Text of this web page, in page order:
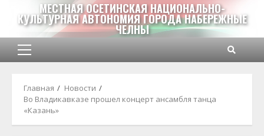
содержимому
МЕСТНАЯ ОСЕТИНСКАЯ НАЦИОНАЛЬНО-
КУЛЬТУРНАЯ АВТОНОМИЯ ГОРОДА НАБЕРЕЖНЫЕ
ЧЕЛНЫ
Основное
Главная
Новости
Во Владикавказе прошел концерт ансамбля танца
«Казань»